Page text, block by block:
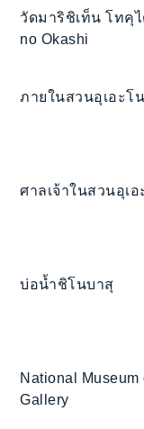
วัดมาริชิเท็น โทคุ
no Okashi
ภายในสวนอุเอะโ
ศาลเจ้าในสวนอุเอ
บ่อน้ำชิโนบาสุ
National Museum
Gallery